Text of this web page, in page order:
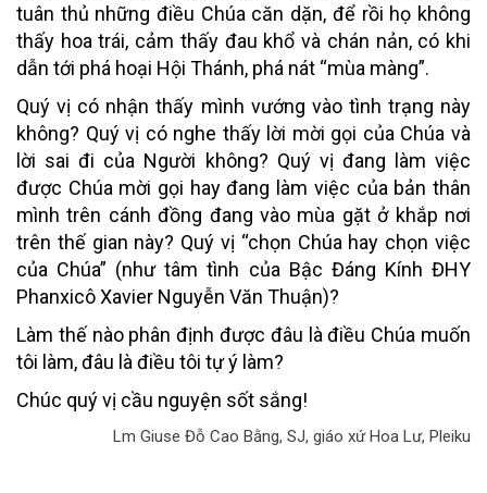
tuân thủ những điều Chúa căn dặn, để rồi họ không
thấy hoa trái, cảm thấy đau khổ và chán nản, có khi
dẫn tới phá hoại Hội Thánh, phá nát “mùa màng”.
Quý vị có nhận thấy mình vướng vào tình trạng này
không? Quý vị có nghe thấy lời mời gọi của Chúa và
lời sai đi của Người không? Quý vị đang làm việc
được Chúa mời gọi hay đang làm việc của bản thân
mình trên cánh đồng đang vào mùa gặt ở khắp nơi
trên thế gian này? Quý vị “chọn Chúa hay chọn việc
của Chúa” (như tâm tình của Bậc Đáng Kính ĐHY
Phanxicô Xavier Nguyễn Văn Thuận)?
Làm thế nào phân định được đâu là điều Chúa muốn
tôi làm, đâu là điều tôi tự ý làm?
Chúc quý vị cầu nguyện sốt sắng!
Lm Giuse Đỗ Cao Bằng, SJ, giáo xứ Hoa Lư, Pleiku